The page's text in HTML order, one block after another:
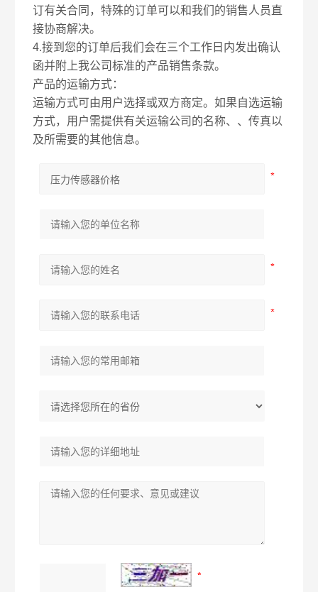
订有关合同，特殊的订单可以和我们的销售人员直
接协商解决。
4.接到您的订单后我们会在三个工作日内发出确认
函并附上我公司标准的产品销售条款。
产品的运输方式：
运输方式可由用户选择或双方商定。如果自选运输
方式，用户需提供有关运输公司的名称、、传真以
及所需要的其他信息。